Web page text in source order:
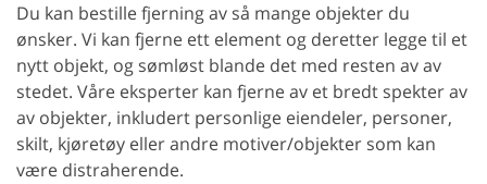
Du kan bestille fjerning av så mange objekter du
ønsker. Vi kan fjerne ett element og deretter legge til et
nytt objekt, og sømløst blande det med resten av av
stedet. Våre eksperter kan fjerne av et bredt spekter av
av objekter, inkludert personlige eiendeler, personer,
skilt, kjøretøy eller andre motiver/objekter som kan
være distraherende.